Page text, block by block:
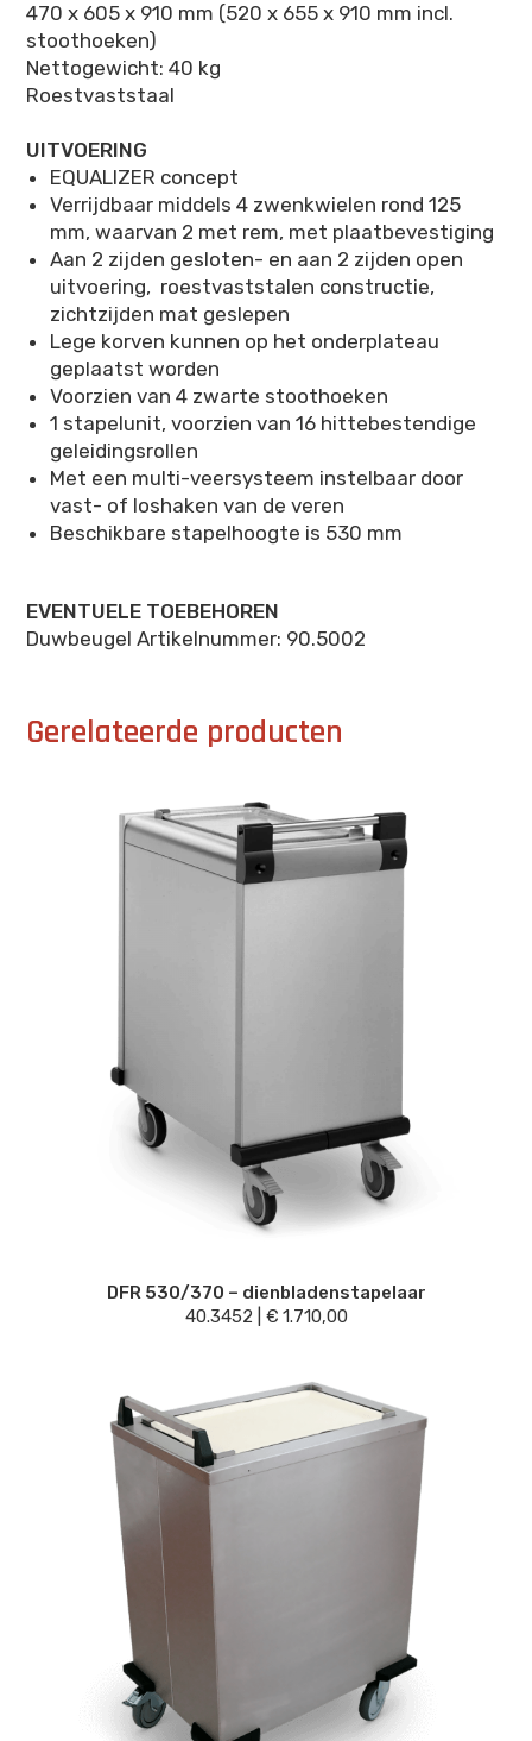
470 x 605 x 910 mm (520 x 655 x 910 mm incl.
stoothoeken)
Nettogewicht: 40 kg
Roestvaststaal
UITVOERING
EQUALIZER concept
Verrijdbaar middels 4 zwenkwielen rond 125
mm, waarvan 2 met rem, met plaatbevestiging
Aan 2 zijden gesloten- en aan 2 zijden open
uitvoering, roestvaststalen constructie,
zichtzijden mat geslepen
Lege korven kunnen op het onderplateau
geplaatst worden
Voorzien van 4 zwarte stoothoeken
1 stapelunit, voorzien van 16 hittebestendige
geleidingsrollen
Met een multi-veersysteem instelbaar door
vast- of loshaken van de veren
Beschikbare stapelhoogte is 530 mm
EVENTUELE TOEBEHOREN
Duwbeugel Artikelnummer: 90.5002
Gerelateerde producten
DFR 530/370 – dienbladenstapelaar
40.3452
€ 1.710,00